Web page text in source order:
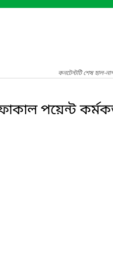
কনটেন্টটি শেষ হাল-
পয়েন্ট